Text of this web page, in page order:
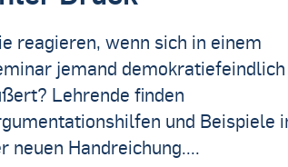
reagieren, wenn sich in einem
jemand demokratiefeindlich
Lehrende finden
und Beispiele
neuen Handreichung....